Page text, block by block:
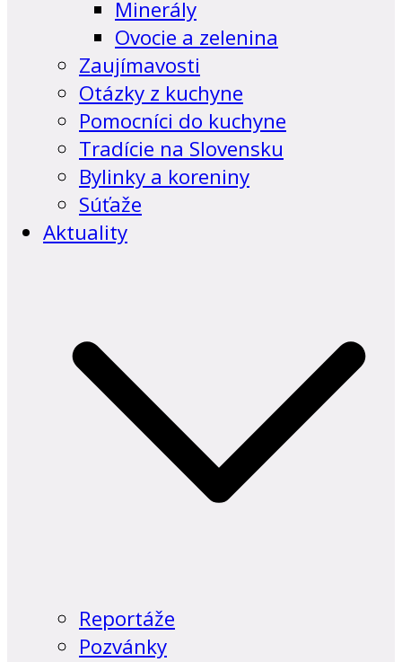
Minerály
Ovocie a zelenina
Zaujímavosti
Otázky z kuchyne
Pomocníci do kuchyne
Tradície na Slovensku
Bylinky a koreniny
Súťaže
Aktuality
Reportáže
Pozvánky